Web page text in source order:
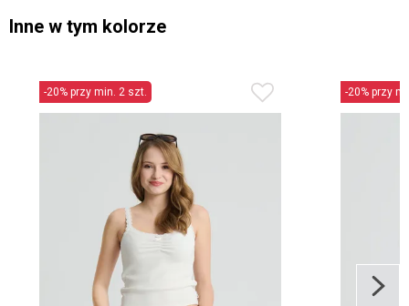
Inne w tym kolorze
-20% przy min. 2 szt. -20% przy